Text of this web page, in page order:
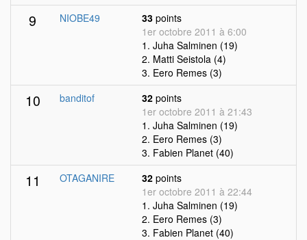
9 NIOBE49 33 points
1er octobre 2011 à 6:00
1. Juha Salminen (19)
2. Matti Seistola (4)
3. Eero Remes (3)
10 banditof 32 points
1er octobre 2011 à 21:43
1. Juha Salminen (19)
2. Eero Remes (3)
3. Fabien Planet (40)
11 OTAGANIRE 32 points
1er octobre 2011 à 22:44
1. Juha Salminen (19)
2. Eero Remes (3)
3. Fabien Planet (40)